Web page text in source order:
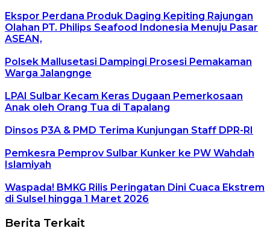
Ekspor Perdana Produk Daging Kepiting Rajungan
Olahan PT. Philips Seafood Indonesia Menuju Pasar
ASEAN,
Polsek Mallusetasi Dampingi Prosesi Pemakaman
Warga Jalangnge
LPAI Sulbar Kecam Keras Dugaan Pemerkosaan
Anak oleh Orang Tua di Tapalang
Dinsos P3A & PMD Terima Kunjungan Staff DPR-RI
Pemkesra Pemprov Sulbar Kunker ke PW Wahdah
Islamiyah
Waspada! BMKG Rilis Peringatan Dini Cuaca Ekstrem
di Sulsel hingga 1 Maret 2026
Berita Terkait